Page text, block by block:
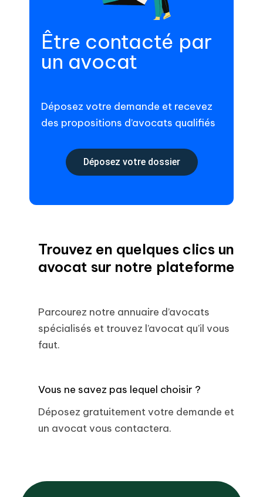
Être contacté par
un avocat
Déposez votre demande et recevez
des propositions d’avocats qualifiés
Déposez votre dossier
Trouvez en quelques clics un
avocat sur notre plateforme
Parcourez notre annuaire d’avocats
spécialisés et trouvez l’avocat qu’il vous
faut.
Vous ne savez pas lequel choisir ?
Déposez gratuitement votre demande et
un avocat vous contactera.